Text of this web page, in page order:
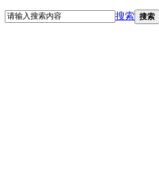
搜索 搜索